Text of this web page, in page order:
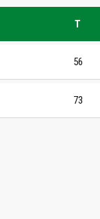
T
56
73